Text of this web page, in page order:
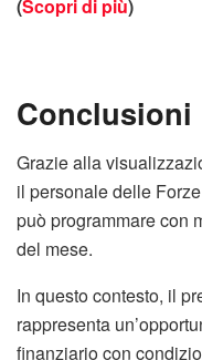
(Scopri di più)
Conclusioni
Grazie alla
il personale delle
può programmare con
del mese.
In questo contesto, il
rappresenta
finanziario con